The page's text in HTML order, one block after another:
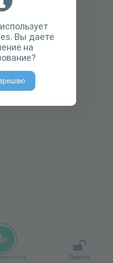
Вы даете
на
Пароль